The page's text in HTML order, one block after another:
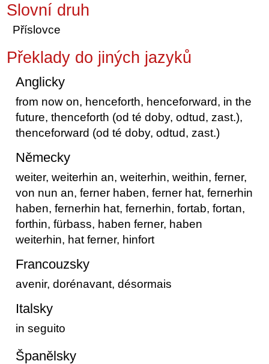
Slovní druh
Příslovce
Překlady do jiných jazyků
Anglicky
from now on, henceforth, henceforward, in the
future, thenceforth (od té doby, odtud, zast.),
thenceforward (od té doby, odtud, zast.)
Německy
weiter, weiterhin an, weiterhin, weithin, ferner,
von nun an, ferner haben, ferner hat, fernerhin
haben, fernerhin hat, fernerhin, fortab, fortan,
forthin, fürbass, haben ferner, haben
weiterhin, hat ferner, hinfort
Francouzsky
avenir, dorénavant, désormais
Italsky
in seguito
Španělsky